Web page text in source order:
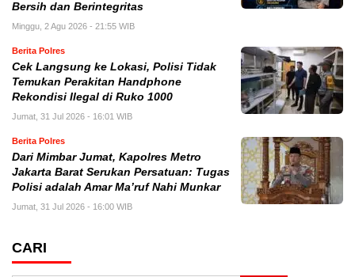
Bersih dan Berintegritas
Minggu, 2 Agu 2026 - 21:55 WIB
Berita Polres
Cek Langsung ke Lokasi, Polisi Tidak
Temukan Perakitan Handphone
Rekondisi Ilegal di Ruko 1000
Jumat, 31 Jul 2026 - 16:01 WIB
Berita Polres
Dari Mimbar Jumat, Kapolres Metro
Jakarta Barat Serukan Persatuan: Tugas
Polisi adalah Amar Ma’ruf Nahi Munkar
Jumat, 31 Jul 2026 - 16:00 WIB
CARI